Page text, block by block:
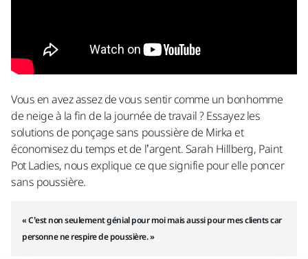
Vous en avez assez de vous sentir comme un bonhomme
de neige à la fin de la journée de travail ? Essayez les
solutions de ponçage sans poussière de Mirka et
économisez du temps et de l’argent. Sarah Hillberg, Paint
Pot Ladies, nous explique ce que signifie pour elle poncer
sans poussière.
« C’est non seulement génial pour moi mais aussi pour mes clients car
personne ne respire de poussière. »